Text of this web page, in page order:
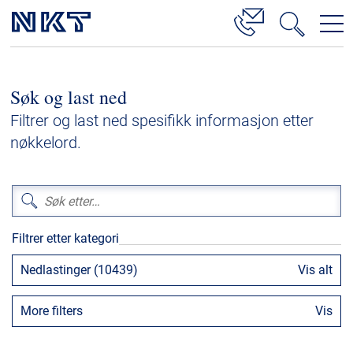
Høyspenningskabelløsninger
Kabelservice
Lavspenning
Høyspenningskabeltilbehør
Mellomspenningskabeltilbehør
Referanser
Nedlastinger
Søk og last ned
Filtrer og last ned spesifikk informasjon etter
nøkkelord.
Filtrer etter kategori
Nedlastinger (10439) Vis alt
More filters Vis